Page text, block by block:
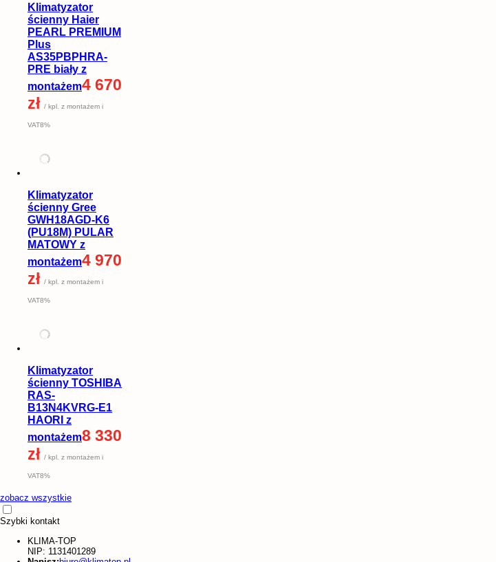
Klimatyzator
ścienny Haier
PEARL PREMIUM
Plus
AS35PBPHRA-
PRE biały z
montażem4 670
zł / kpl. z montażem i
VAT8%
Klimatyzator
ścienny Gree
GWH18AGD-K6
(PU18M) PULAR
MATOWY z
montażem4 970
zł / kpl. z montażem i
VAT8%
Klimatyzator
ścienny TOSHIBA
RAS-
B13N4KVRG-E1
HAORI z
montażem8 330
zł / kpl. z montażem i
VAT8%
zobacz wszystkie
Szybki kontakt
KLIMA-TOP
NIP: 1131401289